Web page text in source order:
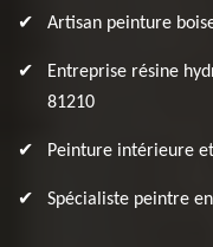
Artisan peinture
Entreprise résine
81210
Peinture intérieure
Spécialiste peintre